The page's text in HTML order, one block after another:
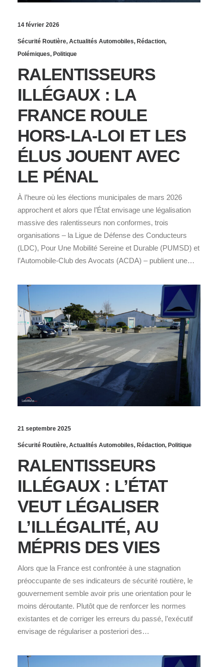
14 février 2026
Sécurité Routière, Actualités Automobiles, Rédaction,
Polémiques, Politique
RALENTISSEURS
ILLÉGAUX : LA
FRANCE ROULE
HORS‑LA‑LOI ET LES
ÉLUS JOUENT AVEC
LE PÉNAL
À l’heure où les élections municipales de mars 2026
approchent et alors que l’État envisage une légalisation
massive des ralentisseurs non conformes, trois
organisations – la Ligue de Défense des Conducteurs
(LDC), Pour Une Mobilité Sereine et Durable (PUMSD) et
l’Automobile‑Club des Avocats (ACDA) – publient une…
21 septembre 2025
Sécurité Routière, Actualités Automobiles, Rédaction, Politique
RALENTISSEURS
ILLÉGAUX : L’ÉTAT
VEUT LÉGALISER
L’ILLÉGALITÉ, AU
MÉPRIS DES VIES
Alors que la France est confrontée à une stagnation
préoccupante de ses indicateurs de sécurité routière, le
gouvernement semble avoir pris une orientation pour le
moins déroutante. Plutôt que de renforcer les normes
existantes et de corriger les erreurs du passé, l’exécutif
envisage de régulariser a posteriori des…